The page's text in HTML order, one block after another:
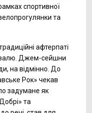
спортивної
та
афтерпаті
Джем-сейшни
на відмінно. До
Рок» чекав
задумане як
та